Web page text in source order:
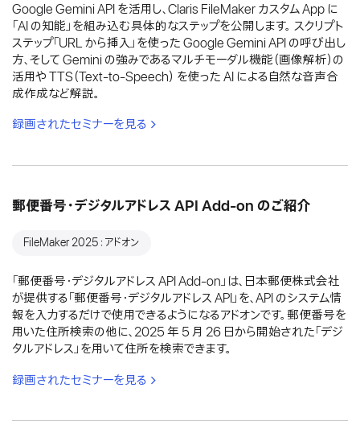
Google Gemini API を活用し、Claris FileMaker カスタム App に
「AI の知能」を組み込む具体的なステップを公開します。 スクリプト
ステップ「URL から挿入」を使った Google Gemini API の呼び出し
方、そして Gemini の強みであるマルチモーダル機能（画像解析）の
活用や TTS（Text-to-Speech） を使った AI による自然な音声合
成作成など解説。
録画されたセミナーを見る
郵便番号・デジタルアドレス API Add-on のご紹介
FileMaker 2025：アドオン
「郵便番号・デジタルアドレス API Add-on」は、日本郵便株式会社
が提供する「郵便番号・デジタルアドレス API」を、API のシステム情
報を入力するだけで使用できるようになるアドオンです。郵便番号を
用いた住所検索の他に、2025 年 5 月 26 日から開始された「デジ
タルアドレス」を用いて住所を検索できます。
録画されたセミナーを見る